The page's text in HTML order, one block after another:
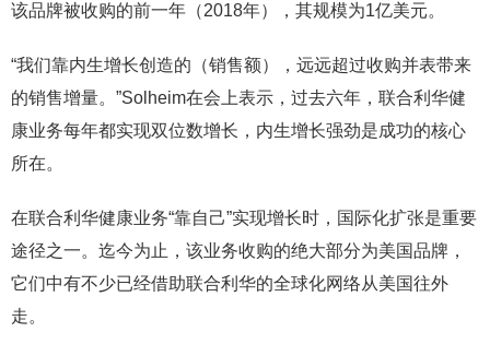
该品牌被收购的前一年（2018年），其规模为1亿美元。
“我们靠内生增长创造的（销售额），远远超过收购并表带来
的销售增量。”Solheim在会上表示，过去六年，联合利华健
康业务每年都实现双位数增长，内生增长强劲是成功的核心
所在。
在联合利华健康业务“靠自己”实现增长时，国际化扩张是重要
途径之一。迄今为止，该业务收购的绝大部分为美国品牌，
它们中有不少已经借助联合利华的全球化网络从美国往外
走。